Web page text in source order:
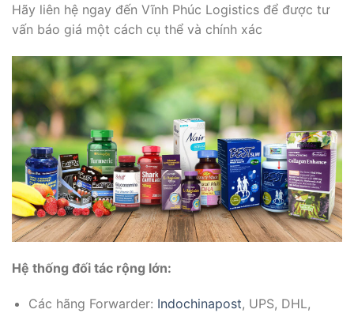
Hãy liên hệ ngay đến Vĩnh Phúc Logistics để được tư
vấn báo giá một cách cụ thể và chính xác
Hệ thống đối tác rộng lớn:
Các hãng Forwarder: Indochinapost, UPS, DHL,